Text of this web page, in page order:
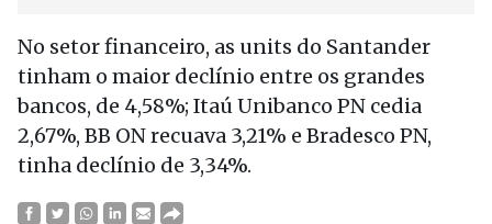
No setor financeiro, as units do Santander
tinham o maior declínio entre os grandes
bancos, de 4,58%; Itaú Unibanco PN cedia
2,67%, BB ON recuava 3,21% e Bradesco PN,
tinha declínio de 3,34%.